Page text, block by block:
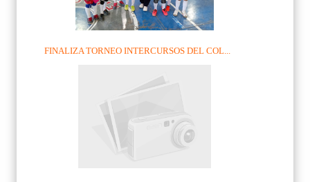
FINALIZA TORNEO INTERCURSOS DEL COL...